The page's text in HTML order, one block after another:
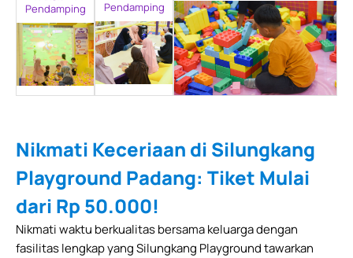
Pendamping
Pendamping
Nikmati Keceriaan di Silungkang
Playground Padang: Tiket Mulai
dari Rp 50.000!
Nikmati waktu berkualitas bersama keluarga dengan
fasilitas lengkap yang Silungkang Playground tawarkan